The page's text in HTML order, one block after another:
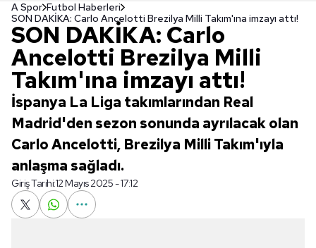
A Spor Futbol Haberleri
SON DAKİKA: Carlo Ancelotti Brezilya Milli Takım'ına imzayı attı!
SON DAKİKA: Carlo
Ancelotti Brezilya Milli
Takım'ına imzayı attı!
İspanya La Liga takımlarından Real
Madrid'den sezon sonunda ayrılacak olan
Carlo Ancelotti, Brezilya Milli Takım'ıyla
anlaşma sağladı.
Giriş Tarihi:12 Mayıs 2025 - 17:12